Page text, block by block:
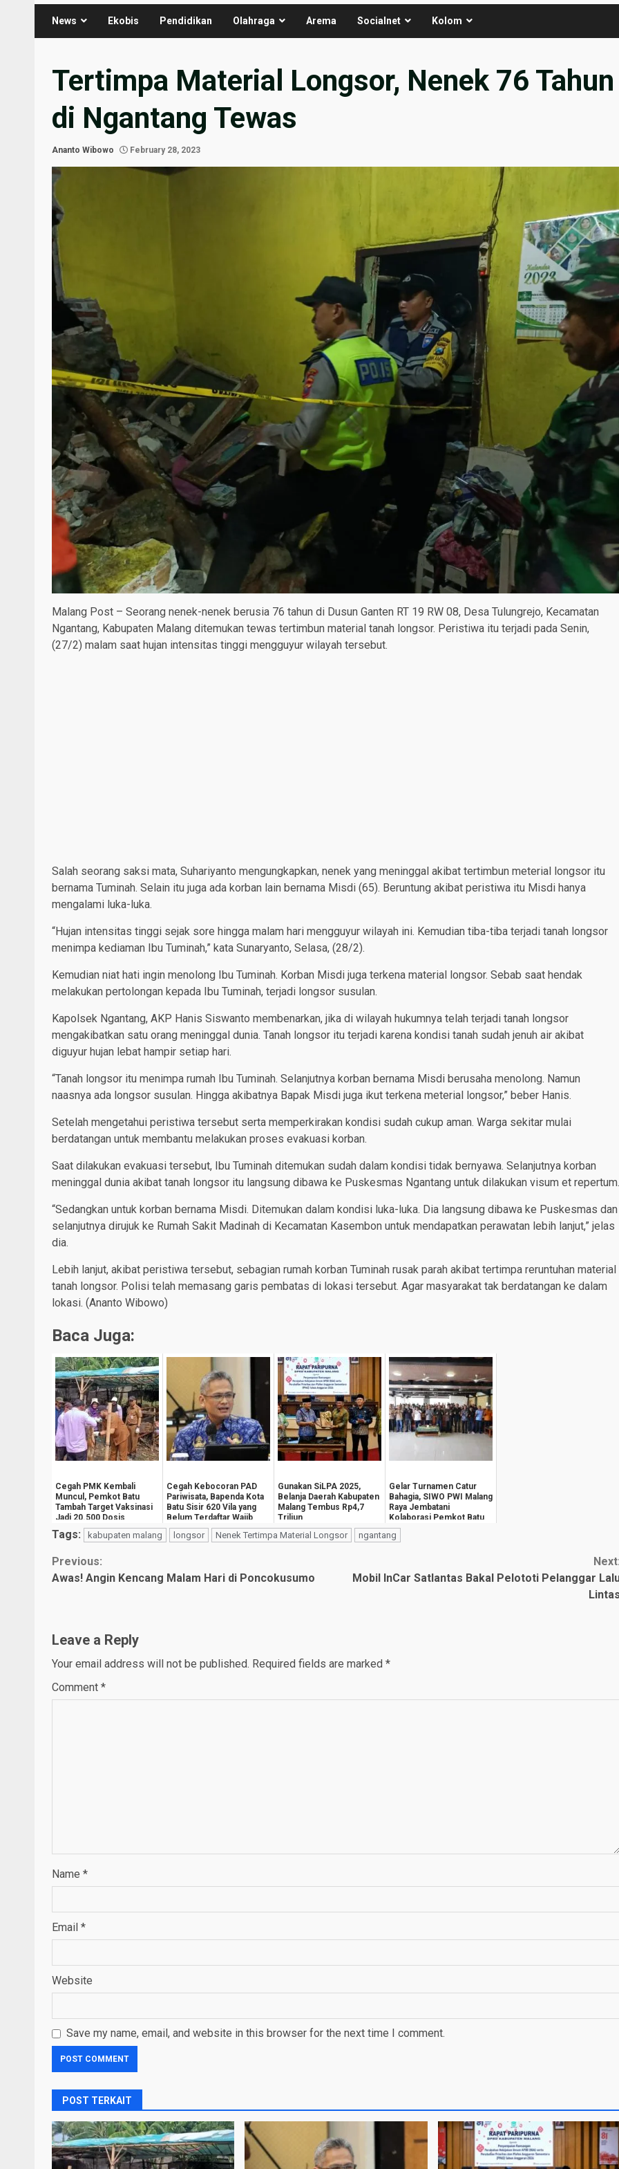
News Ekobis Pendidikan Olahraga Arema Socialnet Kolom
Tertimpa Material Longsor, Nenek 76 Tahun
di Ngantang Tewas
Ananto Wibowo February 28, 2023
Malang Post – Seorang nenek-nenek berusia 76 tahun di Dusun Ganten RT 19 RW 08, Desa Tulungrejo, Kecamatan
Ngantang, Kabupaten Malang ditemukan tewas tertimbun material tanah longsor. Peristiwa itu terjadi pada Senin,
(27/2) malam saat hujan intensitas tinggi mengguyur wilayah tersebut.
Salah seorang saksi mata, Suhariyanto mengungkapkan, nenek yang meninggal akibat tertimbun meterial longsor itu
bernama Tuminah. Selain itu juga ada korban lain bernama Misdi (65). Beruntung akibat peristiwa itu Misdi hanya
mengalami luka-luka.
“Hujan intensitas tinggi sejak sore hingga malam hari mengguyur wilayah ini. Kemudian tiba-tiba terjadi tanah longsor
menimpa kediaman Ibu Tuminah,” kata Sunaryanto, Selasa, (28/2).
Kemudian niat hati ingin menolong Ibu Tuminah. Korban Misdi juga terkena material longsor. Sebab saat hendak
melakukan pertolongan kepada Ibu Tuminah, terjadi longsor susulan.
Kapolsek Ngantang, AKP Hanis Siswanto membenarkan, jika di wilayah hukumnya telah terjadi tanah longsor
mengakibatkan satu orang meninggal dunia. Tanah longsor itu terjadi karena kondisi tanah sudah jenuh air akibat
diguyur hujan lebat hampir setiap hari.
“Tanah longsor itu menimpa rumah Ibu Tuminah. Selanjutnya korban bernama Misdi berusaha menolong. Namun
naasnya ada longsor susulan. Hingga akibatnya Bapak Misdi juga ikut terkena meterial longsor,” beber Hanis.
Setelah mengetahui peristiwa tersebut serta memperkirakan kondisi sudah cukup aman. Warga sekitar mulai
berdatangan untuk membantu melakukan proses evakuasi korban.
Saat dilakukan evakuasi tersebut, Ibu Tuminah ditemukan sudah dalam kondisi tidak bernyawa. Selanjutnya korban
meninggal dunia akibat tanah longsor itu langsung dibawa ke Puskesmas Ngantang untuk dilakukan visum et repertum.
“Sedangkan untuk korban bernama Misdi. Ditemukan dalam kondisi luka-luka. Dia langsung dibawa ke Puskesmas dan
selanjutnya dirujuk ke Rumah Sakit Madinah di Kecamatan Kasembon untuk mendapatkan perawatan lebih lanjut,” jelas
dia.
Lebih lanjut, akibat peristiwa tersebut, sebagian rumah korban Tuminah rusak parah akibat tertimpa reruntuhan material
tanah longsor. Polisi telah memasang garis pembatas di lokasi tersebut. Agar masyarakat tak berdatangan ke dalam
lokasi. (Ananto Wibowo)
Baca Juga:
Cegah PMK Kembali
Muncul, Pemkot Batu
Tambah Target Vaksinasi
Jadi 20.500 Dosis
Cegah Kebocoran PAD
Pariwisata, Bapenda Kota
Batu Sisir 620 Vila yang
Belum Terdaftar Wajib
Pajak
Gunakan SiLPA 2025,
Belanja Daerah Kabupaten
Malang Tembus Rp4,7
Triliun
Gelar Turnamen Catur
Bahagia, SIWO PWI Malang
Raya Jembatani
Kolaborasi Pemkot Batu
dan Insan Pers
Tags: kabupaten malang longsor Nenek Tertimpa Material Longsor ngantang
Continue
Previous:
Awas! Angin Kencang Malam Hari di Poncokusumo
Mobil InCar Satlantas Bakal Pelototi Pelanggar
Leave a Reply
Your email address will not be published. Required fields are marked *
Comment *
Name *
Email *
Website
Save my name, email, and website in this browser for the next time I comment.
POST TERKAIT